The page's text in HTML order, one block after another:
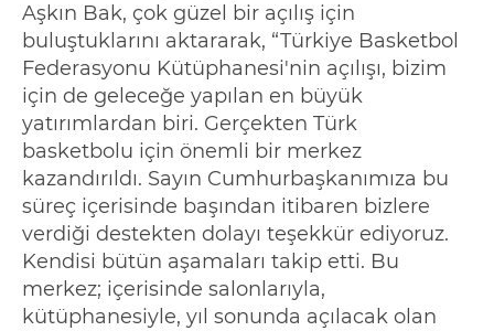
Aşkın Bak, çok güzel bir açılış için
buluştuklarını aktararak, “Türkiye Basketbol
Federasyonu Kütüphanesi'nin açılışı, bizim
için de geleceğe yapılan en büyük
yatırımlardan biri. Gerçekten Türk
basketbolu için önemli bir merkez
kazandırıldı. Sayın Cumhurbaşkanımıza bu
süreç içerisinde başından itibaren bizlere
verdiği destekten dolayı teşekkür ediyoruz.
Kendisi bütün aşamaları takip etti. Bu
merkez; içerisinde salonlarıyla,
kütüphanesiyle, yıl sonunda açılacak olan